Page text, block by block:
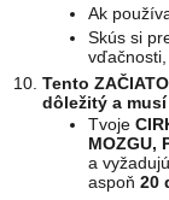
Ak
Skús si
Tento
dôležitý a musí
Tvoje
MOZGU,
a vyžadujú
aspoň 20